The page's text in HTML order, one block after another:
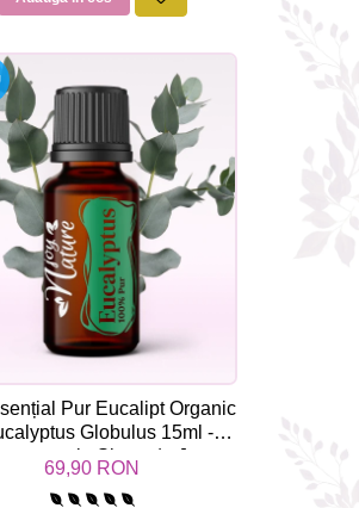
Pur Eucalipt Organic
Globulus 15ml -
Sigura | nJoy
Nature
69,90 RON